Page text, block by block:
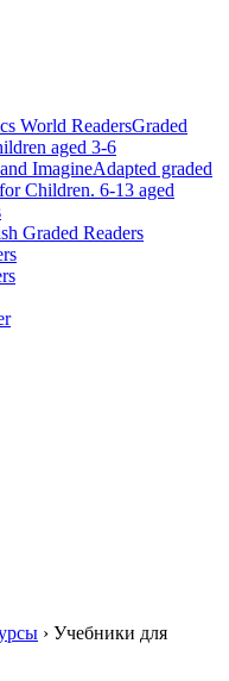
World ReadersGraded
aged 3-6
ImagineAdapted graded
Children. 6-13 aged
Graded Readers
› Учебники для